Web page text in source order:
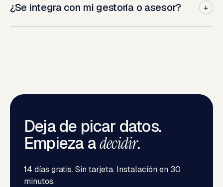
favorito vía API. Tus datos son tuyos.
¿Se integra con mi gestoría o asesor? +
Deja de picar datos.
Empieza adecidir.
14 días gratis. Sin tarjeta. Instalación en 30
minutos.